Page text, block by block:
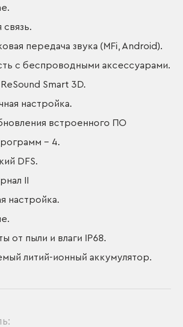
связь.
передача звука (MFi, Android).
с беспроводными аксессуарами.
Smart 3D.
настройка.
встроенного ПО
– 4.
DFS.
II
настройка.
от пыли и влаги IP68.
литий-ионный аккумулятор.